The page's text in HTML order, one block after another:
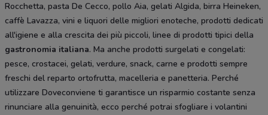
Rocchetta, pasta De Cecco, pollo Aia, gelati Algida, birra Heineken,
caffè Lavazza, vini e liquori delle migliori enoteche, prodotti dedicati
all'igiene e alla crescita dei più piccoli, linee di prodotti tipici della
gastronomia italiana. Ma anche prodotti surgelati e congelati:
pesce, crostacei, gelati, verdure, snack, carne e prodotti sempre
freschi del reparto ortofrutta, macelleria e panetteria. Perché
utilizzare Doveconviene ti garantisce un risparmio costante senza
rinunciare alla genuinità, ecco perché potrai sfogliare i volantini